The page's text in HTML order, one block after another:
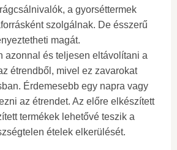
a gyorséttermek
szolgálnak. De ésszerű
magát.
azonnal és teljesen eltávolítani a
étrendből, mivel ez zavarokat
Érdemesebb egy napra vagy
az étrendet. Az előre elkészített
termékek lehetővé teszik a
ételek elkerülését.